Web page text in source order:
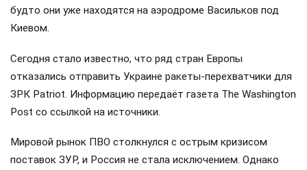
будто они уже находятся на аэродроме Васильков под
Киевом.
Сегодня стало известно, что ряд стран Европы
отказались отправить Украине ракеты-перехватчики для
ЗРК Patriot. Информацию передаёт газета The Washington
Post со ссылкой на источники.
Мировой рынок ПВО столкнулся с острым кризисом
поставок ЗУР, и Россия не стала исключением. Однако